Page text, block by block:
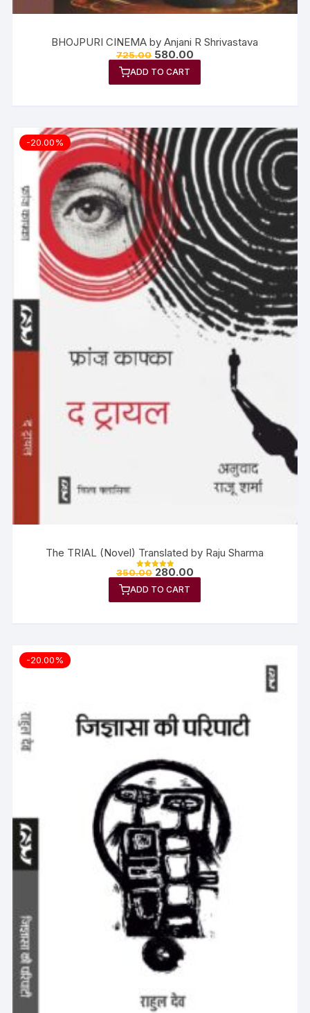
BHOJPURI CINEMA by Anjani R Shrivastava
725.00 580.00
ADD TO CART
-20.00%
The TRIAL (Novel) Translated by Raju Sharma
Rated
out of 5
350.00 280.00
ADD TO CART
-20.00%